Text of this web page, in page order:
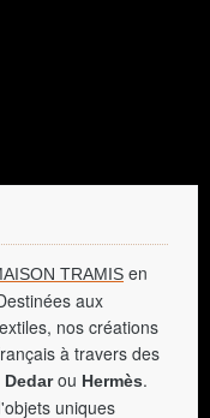
TRAMIS en
aux
nos créations
à travers des
Dedarou Hermès.
uniques